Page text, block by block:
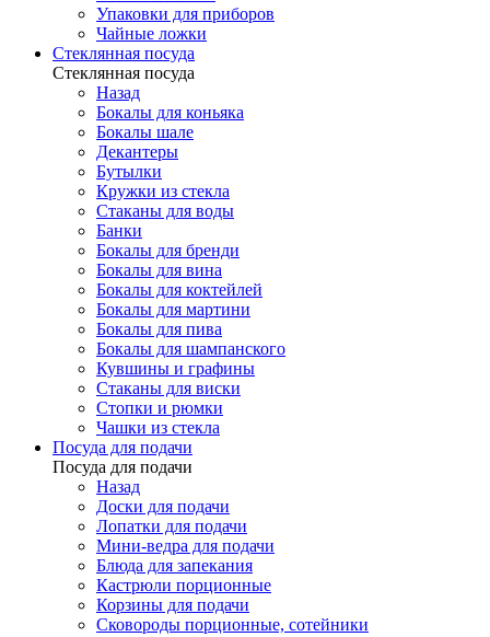
Упаковки для приборов
Чайные ложки
Стеклянная посуда
Стеклянная посуда
Назад
Бокалы для коньяка
Бокалы шале
Декантеры
Бутылки
Кружки из стекла
Стаканы для воды
Банки
Бокалы для бренди
Бокалы для вина
Бокалы для коктейлей
Бокалы для мартини
Бокалы для пива
Бокалы для шампанского
Кувшины и графины
Стаканы для виски
Стопки и рюмки
Чашки из стекла
Посуда для подачи
Посуда для подачи
Назад
Доски для подачи
Лопатки для подачи
Мини-ведра для подачи
Блюда для запекания
Кастрюли порционные
Корзины для подачи
Сковороды порционные, сотейники